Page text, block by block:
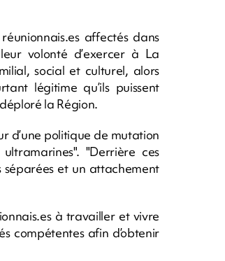
affectés dans
volonté d’exercer à La
social et culturel, alors
légitime qu’ils puissent
la Région.
d’une politique de mutation
"Derrière ces
séparées et un attachement
à travailler et vivre
compétentes afin d’obtenir